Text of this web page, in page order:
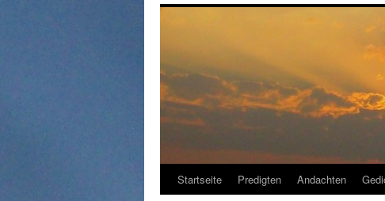
Startseite Predigten Andachten